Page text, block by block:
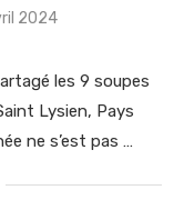
2024
les 9 soupes
Lysien, Pays
ne s’est pas …